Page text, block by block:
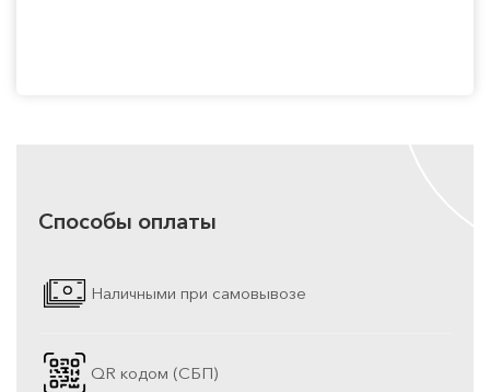
Способы оплаты
Наличными при самовывозе
QR кодом (СБП)